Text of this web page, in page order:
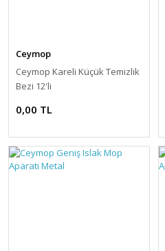
Ceymop
Ceymop Kareli Küçük Temizlik
Bezi 12'li
0,00 TL